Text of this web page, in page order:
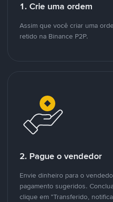
1. Crie uma ordem
Assim que você criar uma
retido na Binance P2P.
2. Pague o vendedor
Envie dinheiro para o
pagamento sugeridos.
clique em "Transferido,